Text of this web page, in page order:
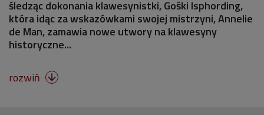
śledząc dokonania klawesynistki, Gośki Isphording,
która idąc za wskazówkami swojej mistrzyni, Annelie
de Man, zamawia nowe utwory na klawesyny
historyczne...
rozwiń 